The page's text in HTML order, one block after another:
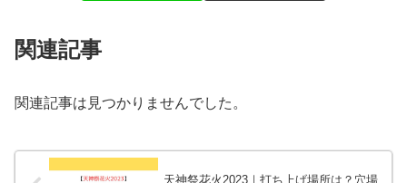
関連記事
関連記事は見つかりませんでした。
天神祭花火2023｜打ち上げ場所は？穴場